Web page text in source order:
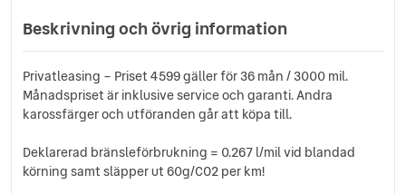
Full LED-ljus fram
Helläderklädsel
Inbyggda solskydd i dörrarna bak
Intelligent Speed Assistance
Kollisionvarnare
LED dimljus fram
LED-lampa vid golvutrymmet
Beskrivning och övrig information
Privatleasing – Priset 4599 gäller för 36 mån / 3000 mil.
Månadspriset är inklusive service och garanti. Andra
karossfärger och utföranden går att köpa till.
Deklarerad bränsleförbrukning = 0.267 l/mil vid blandad
körning samt släpper ut 60g/CO2 per km!